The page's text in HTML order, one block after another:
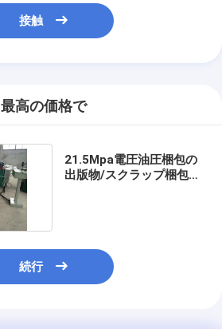
接触
最高の価格で
21.5Mpa電圧油圧梱包の
出版物/スクラップ梱包機
続行